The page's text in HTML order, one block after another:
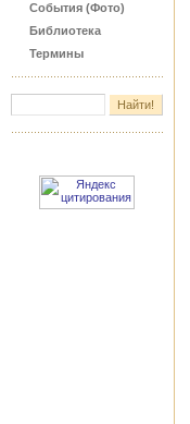
События (Фото)
Библиотека
Термины